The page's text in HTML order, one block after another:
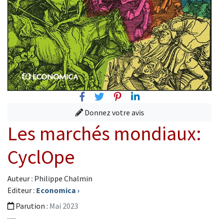
FacebookTwitterPinterest
Linkedin
Donnez votre avis
Les marchés mondiaux:
CyclOpe
Auteur : Philippe Chalmin
Editeur : Economica ›
Parution : Mai 2023